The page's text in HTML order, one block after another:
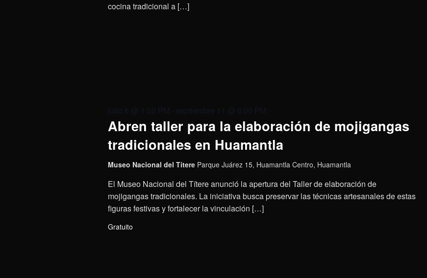
cocina tradicional a […]
Abren taller para la elaboración de mojigangas
tradicionales en Huamantla
julio 6 @ 1:00 PM - septiembre 11 @ 6:00 PM
Museo Nacional del Títere Parque Juárez 15, Huamantla Centro, Huamantla
El Museo Nacional del Títere anunció la apertura del Taller de elaboración de
mojigangas tradicionales. La iniciativa busca preservar las técnicas artesanales de estas
figuras festivas y fortalecer la vinculación […]
Gratuito